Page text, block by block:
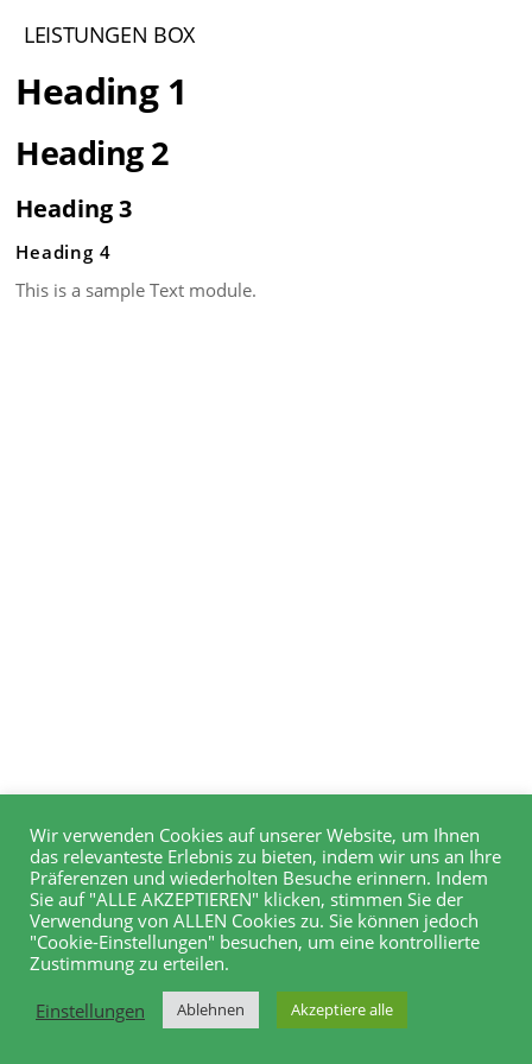
LEISTUNGEN BOX
Heading 1
Heading 2
Heading 3
Heading 4
This is a sample Text module.
Wir verwenden Cookies auf unserer Website, um Ihnen
das relevanteste Erlebnis zu bieten, indem wir uns an Ihre
Präferenzen und wiederholten Besuche erinnern. Indem
Sie auf "ALLE AKZEPTIEREN" klicken, stimmen Sie der
Verwendung von ALLEN Cookies zu. Sie können jedoch
"Cookie-Einstellungen" besuchen, um eine kontrollierte
Zustimmung zu erteilen.
Einstellungen
Ablehnen Akzeptiere alle